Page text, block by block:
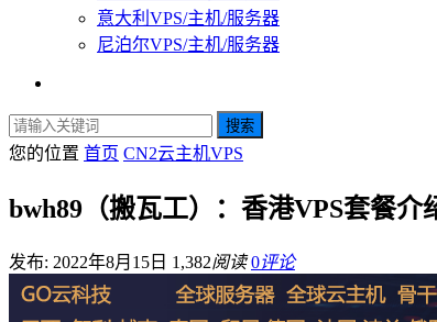
意大利VPS/主机/服务器
尼泊尔VPS/主机/服务器
搜索
您的位置 首页 CN2云主机VPS
bwh89（搬瓦工）：香港VPS套餐
发布: 2022年8月15日 1,382阅读 0评论